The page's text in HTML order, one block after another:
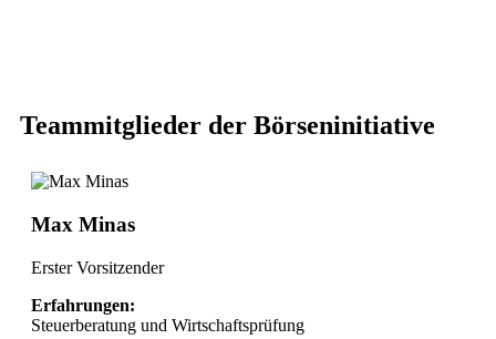
Teammitglieder der Börseninitiative
Max Minas
Erster Vorsitzender
Erfahrungen:
Steuerberatung und Wirtschaftsprüfung